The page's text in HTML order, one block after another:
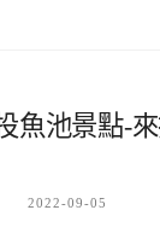
魚池景點-
2022-09-05